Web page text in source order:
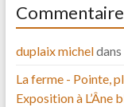
duplaix micheldans
La ferme - Pointe,
Exposition à L’Âne